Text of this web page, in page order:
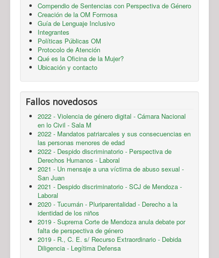
Compendio de Sentencias con Perspectiva de Género
Creación de la OM Formosa
Guía de Lenguaje Inclusivo
Integrantes
Políticas Públicas OM
Protocolo de Atención
Qué es la Oficina de la Mujer?
Ubicación y contacto
Fallos novedosos
2022 - Violencia de género digital - Cámara Nacional
en lo Civil - Sala M
2022 - Mandatos patriarcales y sus consecuencias en
las personas menores de edad
2022 - Despido discriminatorio - Perspectiva de
Derechos Humanos - Laboral
2021 - Un mensaje a una víctima de abuso sexual -
San Juan
2021 - Despido discriminatorio - SCJ de Mendoza -
Laboral
2020 - Tucumán - Pluriparentalidad - Derecho a la
identidad de los niños
2019 - Suprema Corte de Mendoza anula debate por
falta de perspectiva de género
2019 - R., C. E. s/ Recurso Extraordinario - Debida
Diligencia - Legítima Defensa